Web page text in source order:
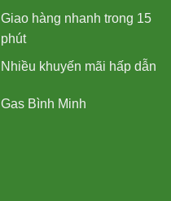
Giao hàng nhanh trong 15
phút
Nhiều khuyến mãi hấp dẫn
Gas Bình Minh